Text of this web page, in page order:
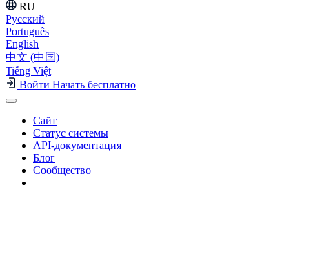
RU
Русский
Português
English
中文 (中国)
Tiếng Việt
Войти Начать бесплатно
Сайт
Статус системы
API-документация
Блог
Сообщество